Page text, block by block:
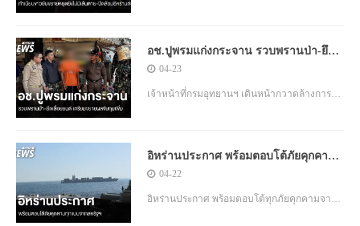
ไพ่ทุกใบอยู่ในมือผู้นำสหรัฐฯ
อช.ปูพรมแก่งกระจาน รวบพรานป่า-ยึด
เลื่อยยนต์ เตรียมขยายผลจับกุมเพิ่ม
04-23
เจ้าหน้าที่กรมอุทยานฯ เดินหน้ากวาดล้างการ
ต้องหา อุปกรณ์ล่าสัตว์ และซากกระทิง เตรียม
ขยายผลติดตามผู้กระทำผิดเพิ่มเติม พร้อมย้ำ
ดำเนินคดีตามกฎหมายอย่างเข้มงวด
อิหร่านประกาศ พร้อมตอบโต้ภัยคุกคาม
ทุกแบบจากสหรัฐฯ
04-22
อิหร่านประกาศ พร้อมตอบโต้ทุกภัยคุกคามจาก